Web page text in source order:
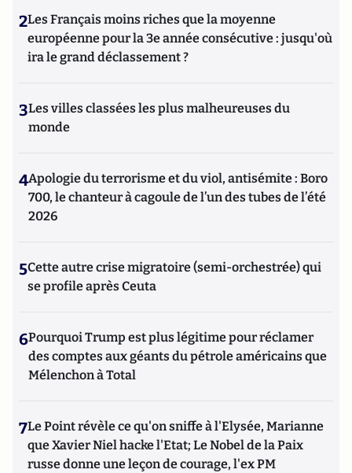
2Les Français moins riches que la moyenne
européenne pour la 3e année consécutive : jusqu'où
ira le grand déclassement ?
3Les villes classées les plus malheureuses du
monde
4Apologie du terrorisme et du viol, antisémite : Boro
700, le chanteur à cagoule de l’un des tubes de l’été
2026
5Cette autre crise migratoire (semi-orchestrée) qui
se profile après Ceuta
6Pourquoi Trump est plus légitime pour réclamer
des comptes aux géants du pétrole américains que
Mélenchon à Total
7Le Point révèle ce qu'on sniffe à l'Elysée, Marianne
que Xavier Niel hacke l'Etat; Le Nobel de la Paix
russe donne une leçon de courage, l'ex PM